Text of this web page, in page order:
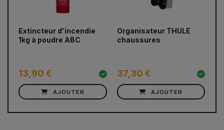
Extincteur d'incendie
1kg à poudre ABC
13,90 €
AJOUTER
Organisateur THULE
chaussures
37,30 €
AJOUTER
prev next